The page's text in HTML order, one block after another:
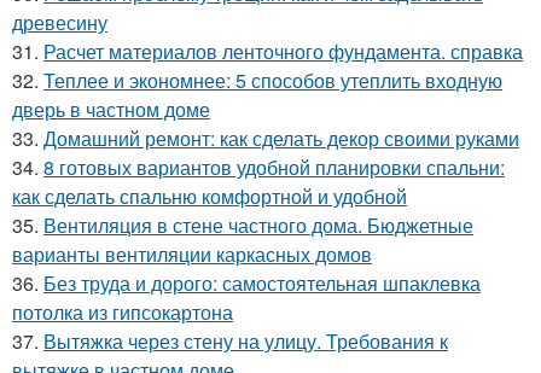
древесину
31. Расчет материалов ленточного фундамента. справка
32. Теплее и экономнее: 5 способов утеплить входную
дверь в частном доме
33. Домашний ремонт: как сделать декор своими руками
34. 8 готовых вариантов удобной планировки спальни:
как сделать спальню комфортной и удобной
35. Вентиляция в стене частного дома. Бюджетные
варианты вентиляции каркасных домов
36. Без труда и дорого: самостоятельная шпаклевка
потолка из гипсокартона
37. Вытяжка через стену на улицу. Требования к